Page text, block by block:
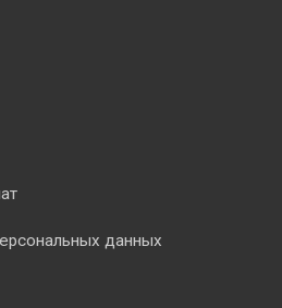
данных